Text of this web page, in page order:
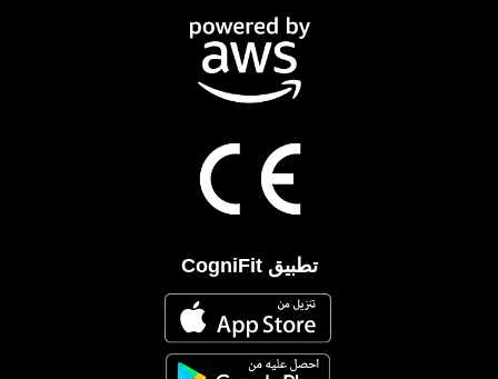
تطبيق CogniFit